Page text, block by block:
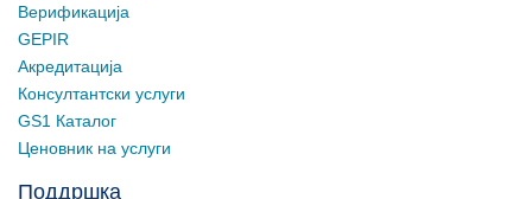
Верификација
GEPIR
Акредитација
Консултантски услуги
GS1 Каталог
Ценовник на услуги
Поддршка